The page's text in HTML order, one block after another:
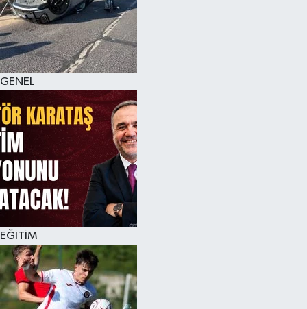
GENEL
EĞİTİM
KÜLTÜR SANAT
MAGAZİN
SAĞLIK
SİYASET
SPOR
TEKNOLOJİ
VİZYONDAKİLER
YAŞAM